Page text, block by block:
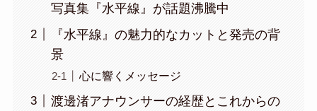
写真集『水平線』が話題沸騰中
『水平線』の魅力的なカットと発売の背
景
心に響くメッセージ
渡邊渚アナウンサーの経歴とこれからの